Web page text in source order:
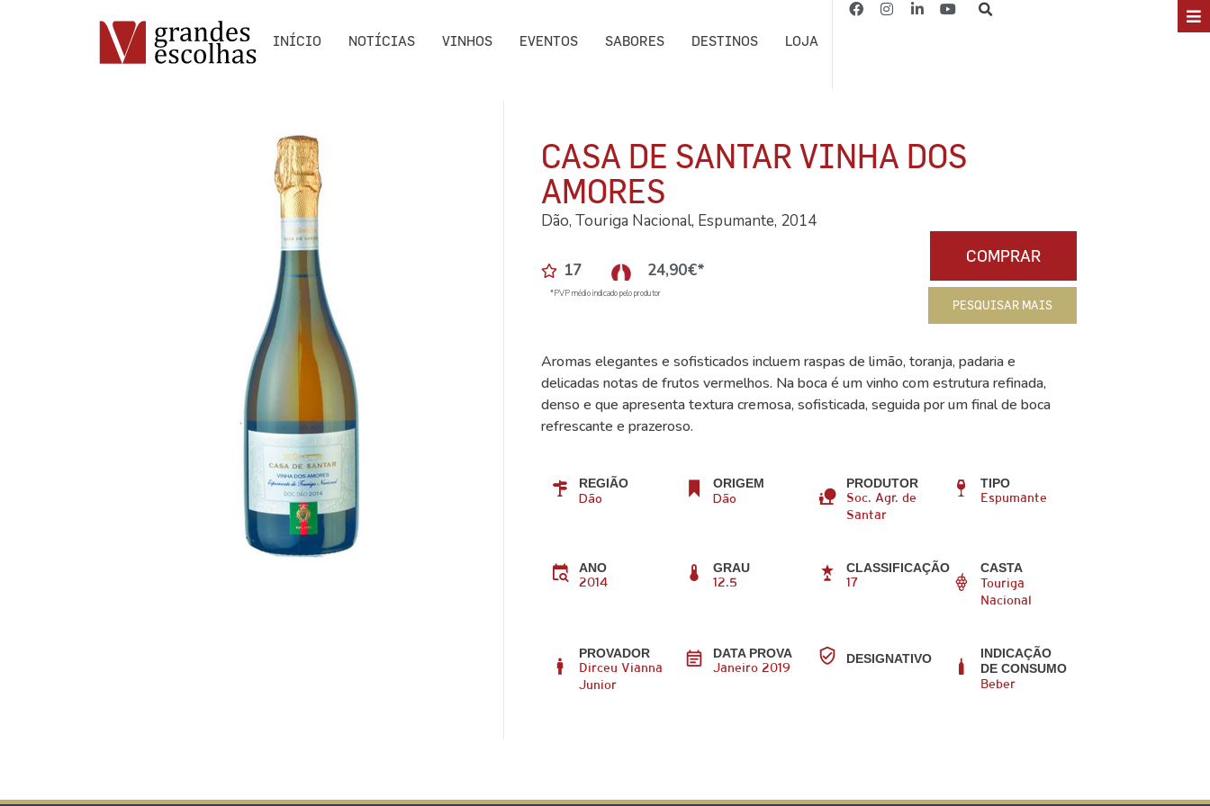
INÍCIO NOTÍCIAS VINHOS EVENTOS SABORES DESTINOS LOJA
CASA DE SANTAR VINHA DOS
AMORES
Dão, Touriga Nacional, Espumante, 2014
17 24,90€*
*PVP médio indicado pelo produtor
COMPRAR
PESQUISAR MAIS
Aromas elegantes e sofisticados incluem raspas de limão, toranja, padaria e
delicadas notas de frutos vermelhos. Na boca é um vinho com estrutura refinada,
denso e que apresenta textura cremosa, sofisticada, seguida por um final de boca
refrescante e prazeroso.
REGIÃO
Dão
ORIGEM
Dão
PRODUTOR
Soc. Agr. de
Santar
TIPO
Espumante
ANO
2014
GRAU
12.5
CLASSIFICAÇÃO
17
CASTA
Touriga
Nacional
PROVADOR
Dirceu Vianna
Junior
DATA PROVA
Janeiro 2019
DESIGNATIVO
INDICAÇÃO
DE CONSUMO
Beber